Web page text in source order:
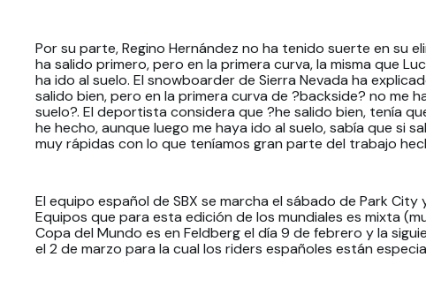
Por su parte, Regino Hernández no ha tenido suerte en su
ha salido primero, pero en la primera curva, la misma que
ha ido al suelo. El snowboarder de Sierra Nevada ha
salido bien, pero en la primera curva de ?backside? no me
suelo?. El deportista considera que ?he salido bien, tenía
he hecho, aunque luego me haya ido al suelo, sabía que si
muy rápidas con lo que teníamos gran parte del trabajo
El equipo español de SBX se marcha el sábado de Park
Equipos que para esta edición de los mundiales es mixta
Copa del Mundo es en Feldberg el día 9 de febrero y la
el 2 de marzo para la cual los riders españoles están